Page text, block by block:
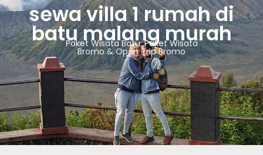
sewa villa 1 rumah di
batu malang murah
Paket Wisata Batu, Paket Wisata
Bromo & Open Trip Bromo